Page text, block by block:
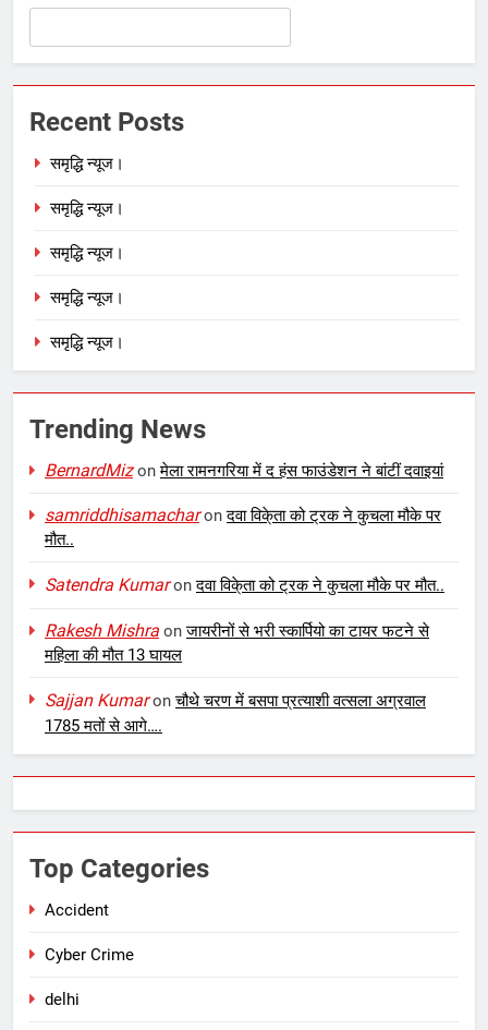
Recent Posts
समृद्धि न्यूज।
समृद्धि न्यूज।
समृद्धि न्यूज।
समृद्धि न्यूज।
समृद्धि न्यूज।
Trending News
BernardMizonमेला रामनगरिया में द हंस फाउंडेशन ने बांटीं दवाइयां
samriddhisamacharonदवा विके्ता को ट्रक ने कुचला मौके पर
मौत..
Satendra Kumaronदवा विके्ता को ट्रक ने कुचला मौके पर मौत..
Rakesh Mishra onजायरीनों से भरी स्कार्पियो का टायर फटने से
महिला की मौत 13 घायल
Sajjan Kumaronचौथे चरण में बसपा प्रत्याशी वत्सला अग्रवाल
1785 मतों से आगे….
Top Categories
Accident
Cyber Crime
delhi